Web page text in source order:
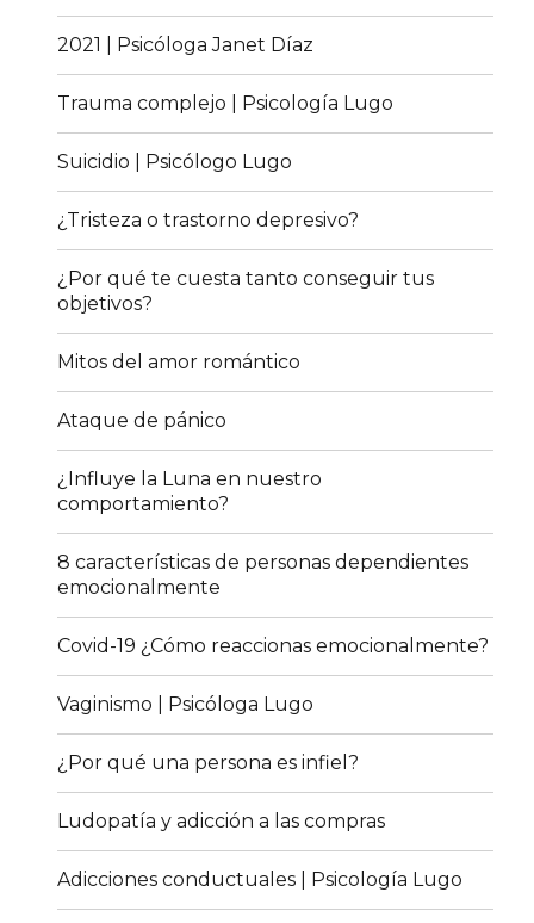
2021 | Psicóloga Janet Díaz
Trauma complejo | Psicología Lugo
Suicidio | Psicólogo Lugo
¿Tristeza o trastorno depresivo?
¿Por qué te cuesta tanto conseguir tus
objetivos?
Mitos del amor romántico
Ataque de pánico
¿Influye la Luna en nuestro
comportamiento?
8 características de personas dependientes
emocionalmente
Covid-19 ¿Cómo reaccionas emocionalmente?
Vaginismo | Psicóloga Lugo
¿Por qué una persona es infiel?
Ludopatía y adicción a las compras
Adicciones conductuales | Psicología Lugo